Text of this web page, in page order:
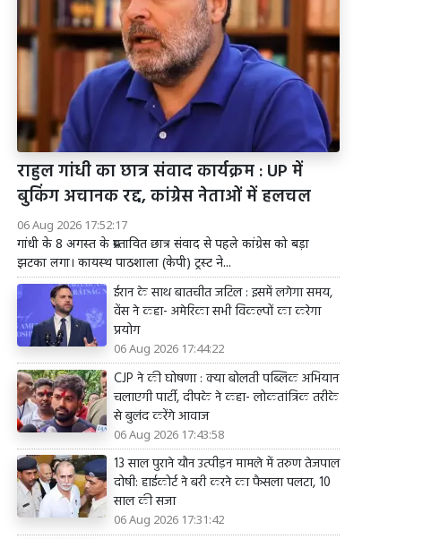
राहुल गांधी का छात्र संवाद कार्यक्रम : UP में
बुकिंग अचानक रद्द, कांग्रेस नेताओं में हलचल
06 Aug 2026 17:52:17
गांधी के 8 अगस्त के प्रस्तावित छात्र संवाद से पहले कांग्रेस को बड़ा
झटका लगा। कायस्थ पाठशाला (केपी) ट्रस्ट ने...
ईरान के साथ बातचीत जटिल : इसमें लगेगा समय,
वेंस ने कहा- अमेरिका सभी विकल्पों का करेगा
प्रयोग
06 Aug 2026 17:44:22
CJP ने की घोषणा : क्या बोलती पब्लिक अभियान
चलाएगी पार्टी, दीपके ने कहा- लोकतांत्रिक तरीके
से बुलंद करेंगे आवाज
06 Aug 2026 17:43:58
13 साल पुराने यौन उत्पीड़न मामले में तरुण तेजपाल
दोषी: हाईकोर्ट ने बरी करने का फैसला पलटा, 10
साल की सजा
06 Aug 2026 17:31:42